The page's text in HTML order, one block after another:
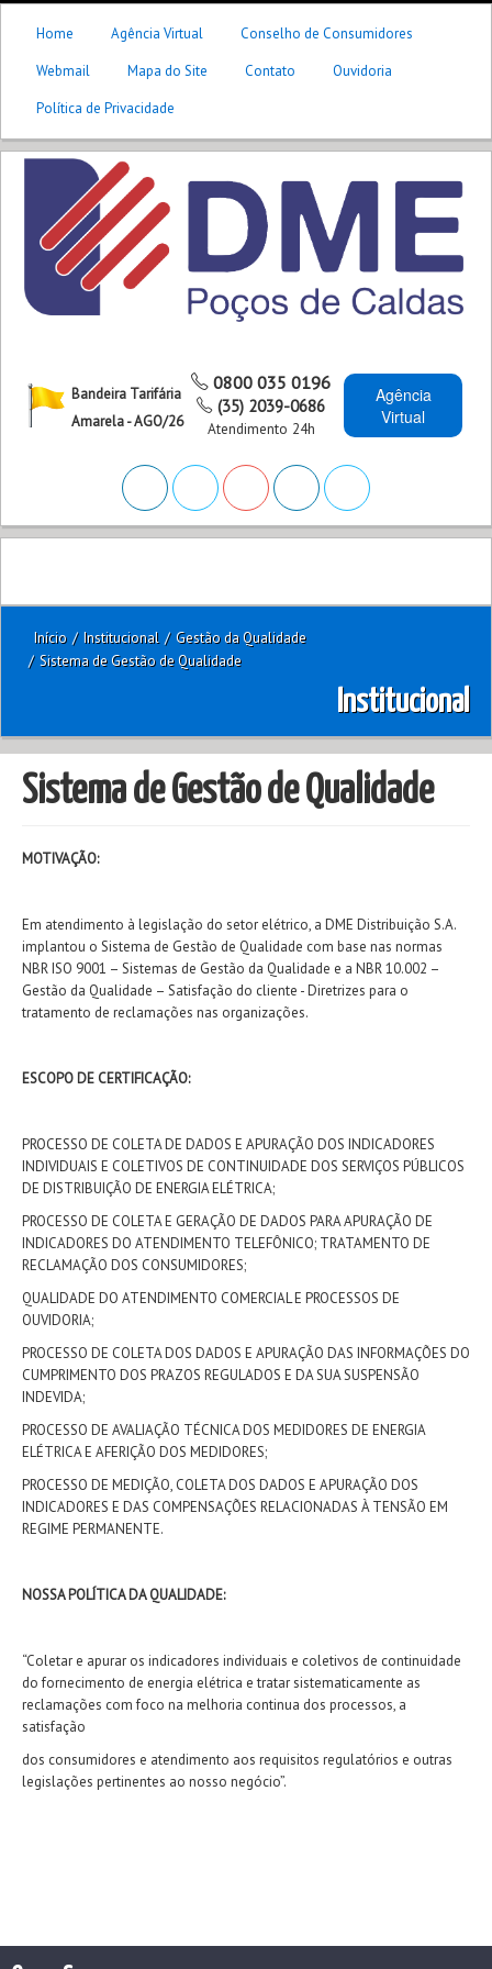
Home Agência Virtual
Conselho de Consumidores
Webmail
Mapa do Site Contato
Ouvidoria
Política de Privacidade
Bandeira Tarifária
Amarela - AGO/26
0800 035 0196
(35) 2039-0686
Atendimento 24h
Agência
Virtual
Início / Institucional / Gestão da Qualidade
/ Sistema de Gestão de Qualidade
Institucional
Sistema de Gestão de Qualidade
MOTIVAÇÃO:
Em atendimento à legislação do setor elétrico, a DME Distribuição S.A.
implantou o Sistema de Gestão de Qualidade com base nas normas
NBR ISO 9001 – Sistemas de Gestão da Qualidade e a NBR 10.002 –
Gestão da Qualidade – Satisfação do cliente - Diretrizes para o
tratamento de reclamações nas organizações.
ESCOPO DE CERTIFICAÇÃO:
PROCESSO DE COLETA DE DADOS E APURAÇÃO DOS INDICADORES
INDIVIDUAIS E COLETIVOS DE CONTINUIDADE DOS SERVIÇOS PÚBLICOS
DE DISTRIBUIÇÃO DE ENERGIA ELÉTRICA;
PROCESSO DE COLETA E GERAÇÃO DE DADOS PARA APURAÇÃO DE
INDICADORES DO ATENDIMENTO TELEFÔNICO; TRATAMENTO DE
RECLAMAÇÃO DOS CONSUMIDORES;
QUALIDADE DO ATENDIMENTO COMERCIAL E PROCESSOS DE
OUVIDORIA;
PROCESSO DE COLETA DOS DADOS E APURAÇÃO DAS INFORMAÇÕES DO
CUMPRIMENTO DOS PRAZOS REGULADOS E DA SUA SUSPENSÃO
INDEVIDA;
PROCESSO DE AVALIAÇÃO TÉCNICA DOS MEDIDORES DE ENERGIA
ELÉTRICA E AFERIÇÃO DOS MEDIDORES;
PROCESSO DE MEDIÇÃO, COLETA DOS DADOS E APURAÇÃO DOS
INDICADORES E DAS COMPENSAÇÕES RELACIONADAS À TENSÃO EM
REGIME PERMANENTE.
NOSSA POLÍTICA DA QUALIDADE:
“Coletar e apurar os indicadores individuais e coletivos de continuidade
do fornecimento de energia elétrica e tratar sistematicamente as
reclamações com foco na melhoria continua dos processos, a
satisfação
dos consumidores e atendimento aos requisitos regulatórios e outras
legislações pertinentes ao nosso negócio”.